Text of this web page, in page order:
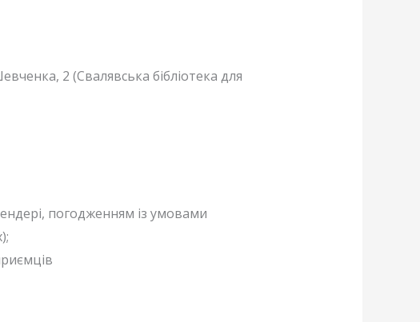
2 (Свалявська бібліотека для
погодженням із умовами